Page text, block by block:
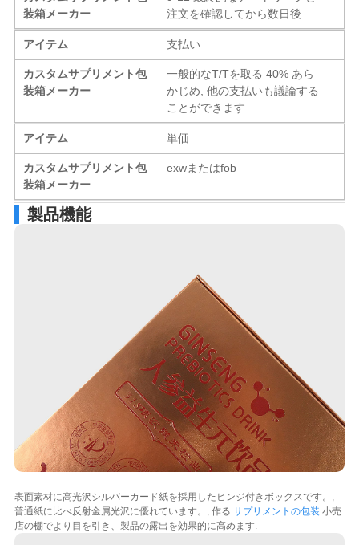
装箱メーカー
注文を確認してから数日後
アイテム 支払い
カスタムサプリメント包
装箱メーカー
一般的なT/Tを取る 40% あら
かじめ, 他の支払いも議論する
ことができます
アイテム 単価
カスタムサプリメント包
装箱メーカー
exwまたはfob
製品機能
表面素材に高光沢シルバーカード紙を採用したヒンジ付きボックスです。,
普通紙に比べ反射金属光沢に優れています。, 作る サプリメントの包装 小売
店の棚でより目を引き、製品の露出を効果的に高めます.